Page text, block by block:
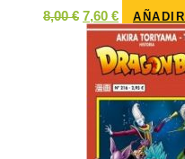
8,00€ El
precio
original
era:
8,00 €.
7,60 €El
precio
actual
es:
7,60 €.
AÑADIR